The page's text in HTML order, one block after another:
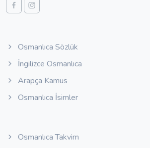
Osmanlıca Sözlük
İngilizce Osmanlıca
Arapça Kamus
Osmanlıca İsimler
Osmanlıca Takvim